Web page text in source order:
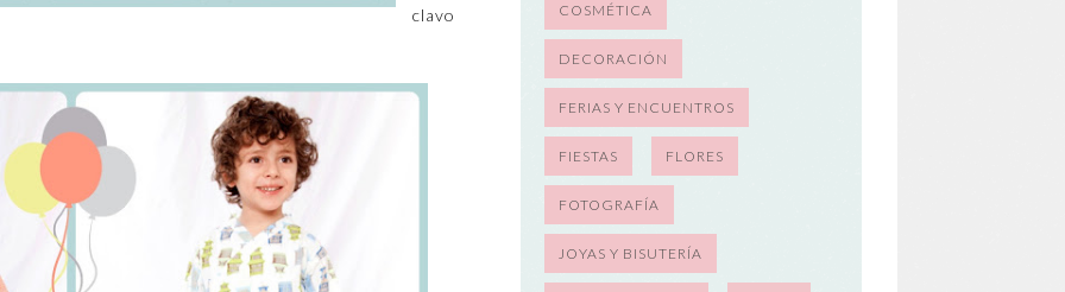
clavo
COSMÉTICA
DECORACIÓN
FERIAS Y ENCUENTROS
FIESTAS FLORES
FOTOGRAFÍA
JOYAS Y BISUTERÍA